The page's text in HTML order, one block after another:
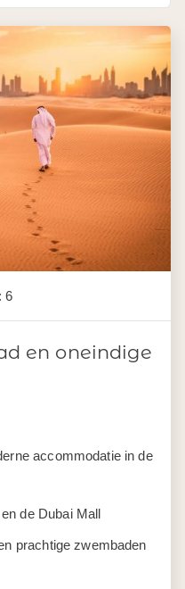
6
en oneindige
accommodatie in de
de Dubai Mall
prachtige zwembaden